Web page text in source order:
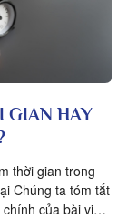
GIAN HAY
thời gian trong
Chúng ta tóm tắt
của bài viết